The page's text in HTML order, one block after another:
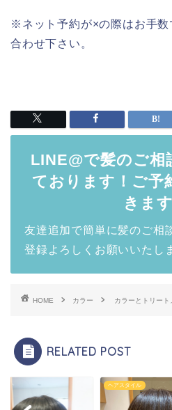
※ネット予約が×の際はお手数
合わせ下さい。
LINE@で髪のご相
ております！ご予
きます
友達追加で簡単に髪のご相
登録よろしくお願いいたし
HOME カラー カラーとトリート
RELATED POST
ヘアスタイル